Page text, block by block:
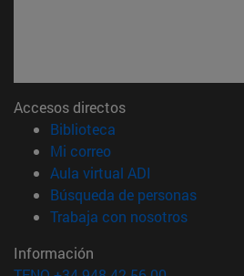
Accesos directos
Biblioteca
Mi correo(abre en nueva
Aula virtual ADI
Búsqueda de personas(abre
Trabaja con nosotros(abre en
Información